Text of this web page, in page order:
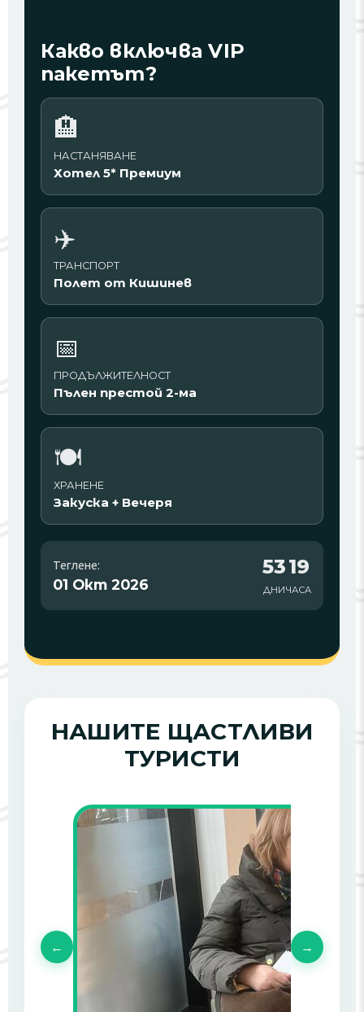
Какво включва VIP
пакетът?
🏨
НАСТАНЯВАНЕ
Хотел 5* Премиум
✈️
ТРАНСПОРТ
Полет от Кишинев
📅
ПРОДЪЛЖИТЕЛНОСТ
Пълен престой 2-ма
🍽️
ХРАНЕНЕ
Закуска + Вечеря
Теглене:
01 Окт 2026
53
ДНИ
19
ЧАСА
НАШИТЕ ЩАСТЛИВИ
ТУРИСТИ
← →